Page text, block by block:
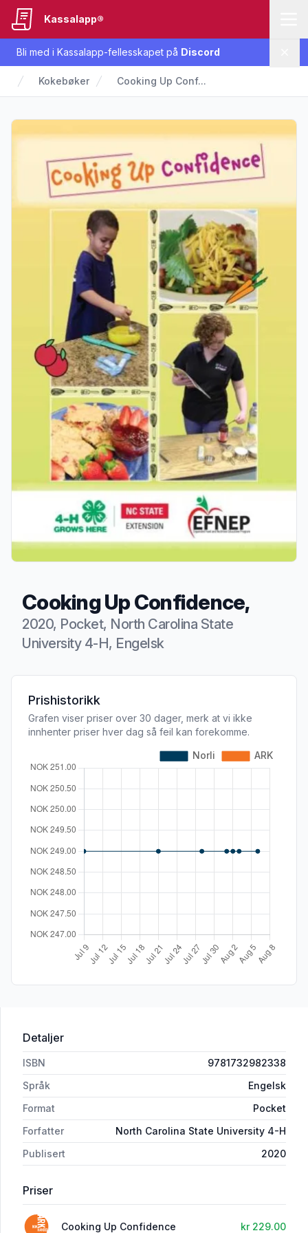
Bli med i Kassalapp-fellesskapet på Discord
Kassalapp®
Kokebøker Cooking Up Conf...
Cooking Up Confidence,
2020, Pocket, North Carolina State
University 4-H, Engelsk
Produktbeskrivelse
Prishistorikk
Grafen viser priser over 30 dager, merk at vi ikke
innhenter priser hver dag så feil kan forekomme.
Detaljer
ISBN
9781732982338
Språk
Engelsk
Format
Pocket
Forfatter
North Carolina State University 4-H
Publisert
2020
Priser
Cooking Up Confidence kr 229.00